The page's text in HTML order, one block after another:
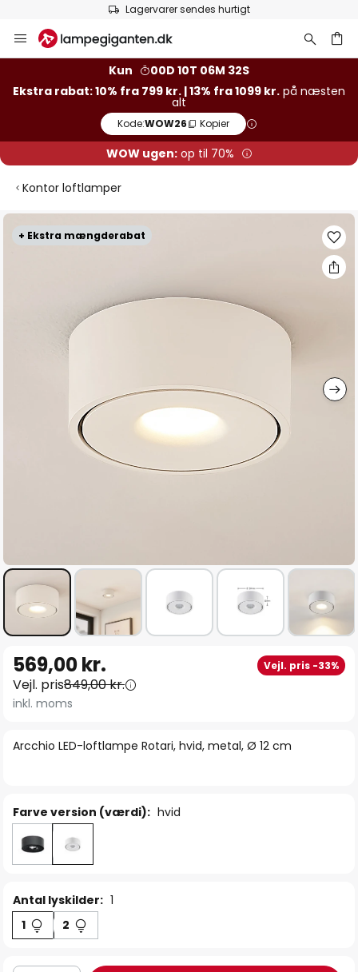
Lagervarer sendes hurtigt
to
Kun
00D 10T 06M 31S
Ekstra rabat: 10% fra 799 kr. | 13% fra 1099 kr. på næsten
alt
Kode:WOW26 Kopier
WOW ugen:op til 70%
Kontor loftlamper
+ Ekstra mængderabat
Gå
starten
af
Arcchio LED-loftlampe Rotari, hvid, metal, Ø 12 cm
569,00 kr. Vejl. pris -33%
Vejl. pris849,00 kr.
inkl. moms
Farve version (værdi): hvid
Antal lyskilder: 1
1
2